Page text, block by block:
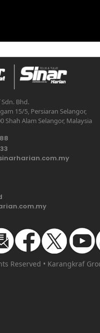
Bhd.
15/5, Persiaran Selangor,
Shah Alam Selangor, Malaysia
Reserved • Karangkraf